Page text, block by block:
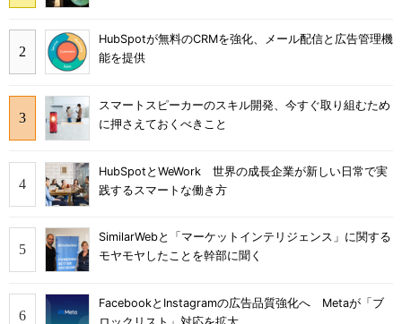
HubSpotが無料のCRMを強化、メール配信と広告管理機
能を提供
スマートスピーカーのスキル開発、今すぐ取り組むため
に押さえておくべきこと
HubSpotとWeWork 世界の成長企業が新しい日常で実
践するスマートな働き方
SimilarWebと「マーケットインテリジェンス」に関する
モヤモヤしたことを幹部に聞く
FacebookとInstagramの広告品質強化へ Metaが「ブ